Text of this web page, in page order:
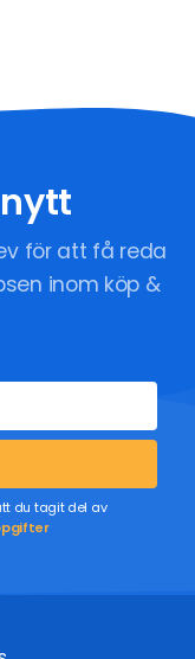
för att få reda
inom köp &
du tagit del av